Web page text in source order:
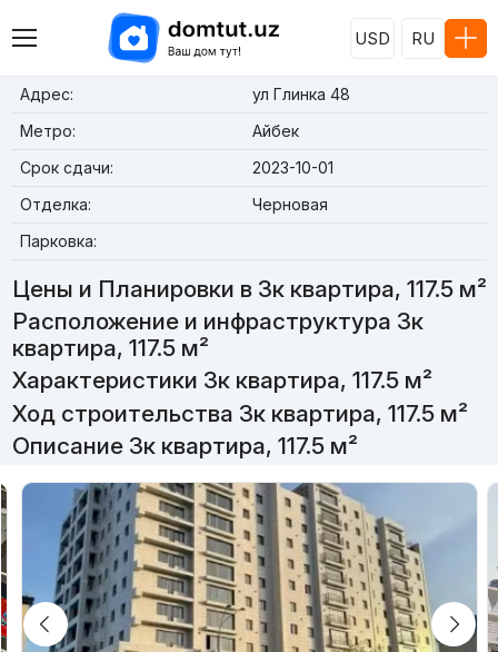
USD RU
Адрес:
ул Глинка 48
Метро:
Айбек
Срок сдачи:
2023-10-01
Отделка:
Черновая
Парковка:
Цены и Планировки в 3к квартира, 117.5 м²
Расположение и инфраструктура 3к
квартира, 117.5 м²
Характеристики 3к квартира, 117.5 м²
Ход строительства 3к квартира, 117.5 м²
Описание 3к квартира, 117.5 м²